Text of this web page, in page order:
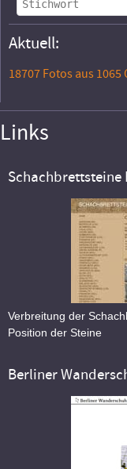
Aktuell:
18707 Fotos aus 1065
Links
Schachbrettsteine
Verbreitung der
Position der Steine
Berliner